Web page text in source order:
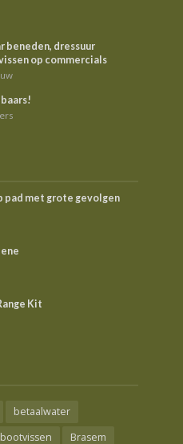
beneden, dressuur
op commercials
pad met grote gevolgen
Kit
betaalwater
bootvissen
Brasem